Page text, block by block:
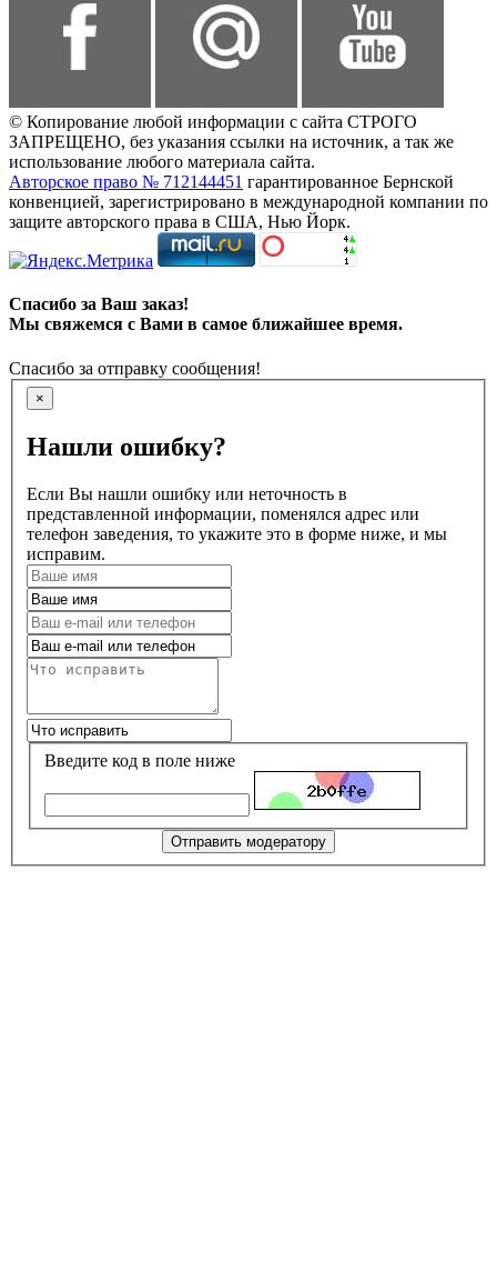
© Копирование любой информации с сайта СТРОГО
ЗАПРЕЩЕНО, без указания ссылки на источник, а так же
использование любого материала сайта.
Авторское право № 712144451 гарантированное Бернской
конвенцией, зарегистрировано в международной компании по
защите авторского права в США, Нью Йорк.
Спасибо за Ваш заказ!
Мы свяжемся с Вами в самое ближайшее время.
Спасибо за отправку сообщения!
×
Нашли ошибку?
Если Вы нашли ошибку или неточность в
представленной информации, поменялся адрес или
телефон заведения, то укажите это в форме ниже, и мы
исправим.
Введите код в поле ниже
Отправить модератору